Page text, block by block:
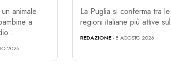
animale
a
2026
La Puglia si conferma tra le
regioni italiane più attive
REDAZIONE- 8 AGOSTO 2026